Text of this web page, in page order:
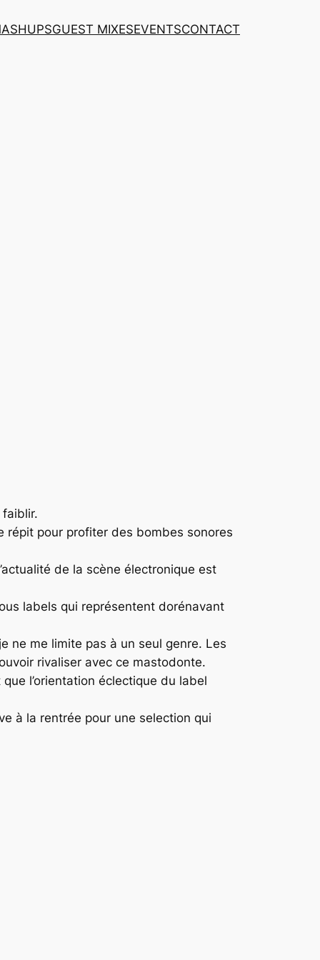
GUEST MIXESEVENTSCONTACT
répit pour profiter des bombes sonores
de la scène électronique est
labels qui représentent dorénavant
ne me limite pas à un seul genre. Les
rivaliser avec ce mastodonte.
l’orientation éclectique du label
à la rentrée pour une selection qui